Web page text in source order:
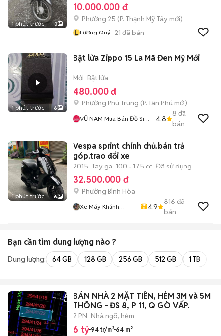
1 phút trước 3
10.000.000 đ
Phường 25 (P. Thạnh Mỹ Tây mới)
L Lương Quý 21 đã bán
1 phút trước 6
Bật lửa Zippo 15 La Mã Đen Mỹ Mới
Mới Bật lửa
480.000 đ
Phường Phú Trung (P. Tân Phú mới)
VŨ NAM Mua Bán Đồ Siêu
Thuê Quận 11 Tân Bình Tân
Phú
4.8
8 đã
bán
1 phút trước 6
Vespa sprint chính chủ.bán trả
góp.trao đổi xe
2015 Tay ga 100 - 175 cc Đã sử dụng
32.500.000 đ
Phường Bình Hòa
Xe Máy Khánh
4.9
816 đã
bán
Bạn cần tìm dung lượng nào ?
Dung lượng: 64 GB 128 GB 256 GB 512 GB 1 TB
BÁN NHÀ 2 MẶT TIỀN, HẺM 3M và 5M
THÔNG - ĐS 8, P 11, Q GÒ VẤP.
2 PN Nhà ngõ, hẻm
6 tỷ 94 tr/m² 64 m²